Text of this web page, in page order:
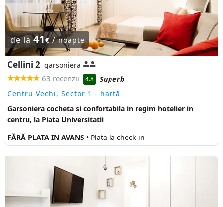
de la41€/noapte
Cellini 2 garsoniera
63 recenzii 4.8
Superb
Centru Vechi, Sector 1 - hartă
Garsoniera cocheta si confortabila in regim hotelier in
centru, la Piata Universitatii
FĂRĂ PLATA IN AVANS • Plata la check-in